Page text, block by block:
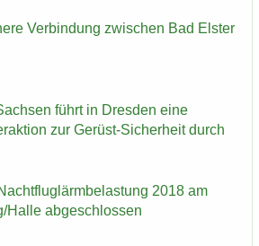
Ver­bin­dung zwi­schen Bad Els­ter
führt in Dres­den eine
zur Gerüst-​Sicherheit durch
2018 am
Halle ab­ge­schlos­sen